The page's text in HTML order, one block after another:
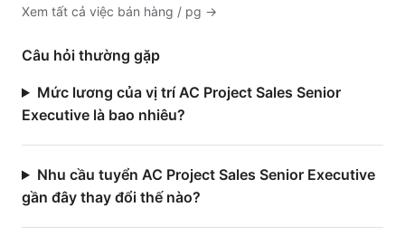
Xem tất cả việc bán hàng / pg →
Câu hỏi thường gặp
Mức lương của vị trí AC Project Sales Senior
Executive là bao nhiêu?
Nhu cầu tuyển AC Project Sales Senior Executive
gần đây thay đổi thế nào?